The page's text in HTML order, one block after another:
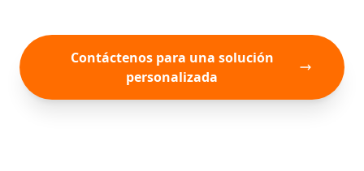
Contáctenos para una solución
personalizada